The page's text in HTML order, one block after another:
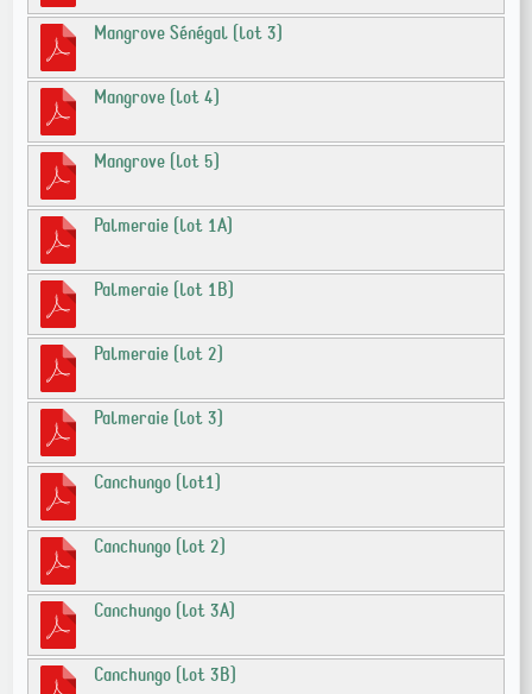
Mangrove Sénégal (lot 3)
Mangrove (lot 4)
Mangrove (lot 5)
Palmeraie (lot 1A)
Palmeraie (lot 1B)
Palmeraie (lot 2)
Palmeraie (lot 3)
Canchungo (lot1)
Canchungo (lot 2)
Canchungo (lot 3A)
Canchungo (lot 3B)